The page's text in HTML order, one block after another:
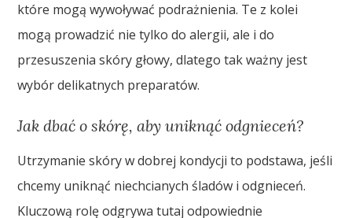
które mogą wywoływać podrażnienia. Te z kolei
mogą prowadzić nie tylko do alergii, ale i do
przesuszenia skóry głowy, dlatego tak ważny jest
wybór delikatnych preparatów.
Jak dbać o skórę, aby uniknąć odgnieceń?
Utrzymanie skóry w dobrej kondycji to podstawa, jeśli
chcemy uniknąć niechcianych śladów i odgnieceń.
Kluczową rolę odgrywa tutaj odpowiednie